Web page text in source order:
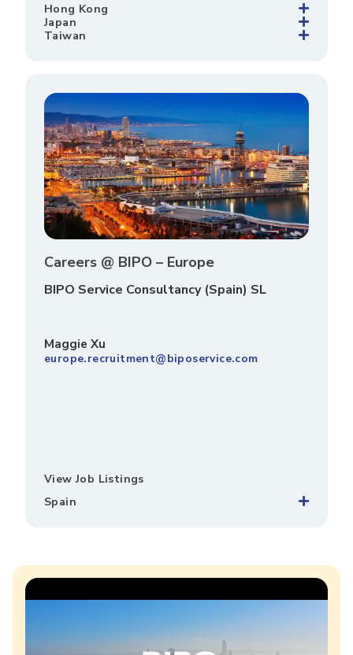
Hong Kong
Japan
Taiwan
Careers @ BIPO – Europe
BIPO Service Consultancy (Spain) SL
Maggie Xu
europe.recruitment@biposervice.com
View Job Listings
Spain